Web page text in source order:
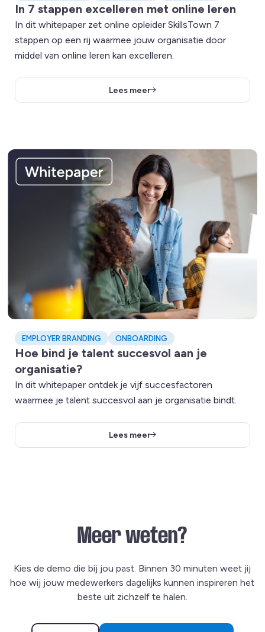
In 7 stappen excelleren met online leren
In dit whitepaper zet online opleider SkillsTown 7
stappen op een rij waarmee jouw organisatie door
middel van online leren kan excelleren.
Lees meer
Lees meer over Hoe bind je talent succesvol aan je
EMPLOYER BRANDING ONBOARDING
Hoe bind je talent succesvol aan je
organisatie?
In dit whitepaper ontdek je vijf succesfactoren
waarmee je talent succesvol aan je organisatie bindt.
Lees meer
Meer weten?
Kies de demo die bij jou past. Binnen 30 minuten weet jij
hoe wij jouw medewerkers dagelijks kunnen inspireren het
beste uit zichzelf te halen.